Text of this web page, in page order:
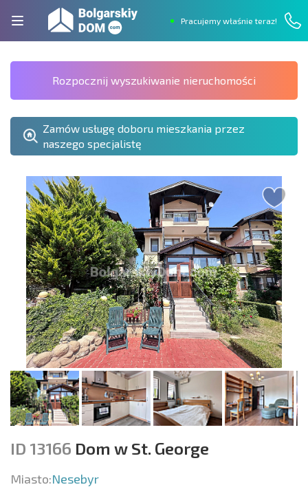
Pracujemy właśnie teraz!
Rozpocznij wyszukiwanie nieruchomości
Zamów usługę doboru mieszkania przez
naszego specjalistę
ID 13166 Dom w St. George
Miasto:Nesebyr